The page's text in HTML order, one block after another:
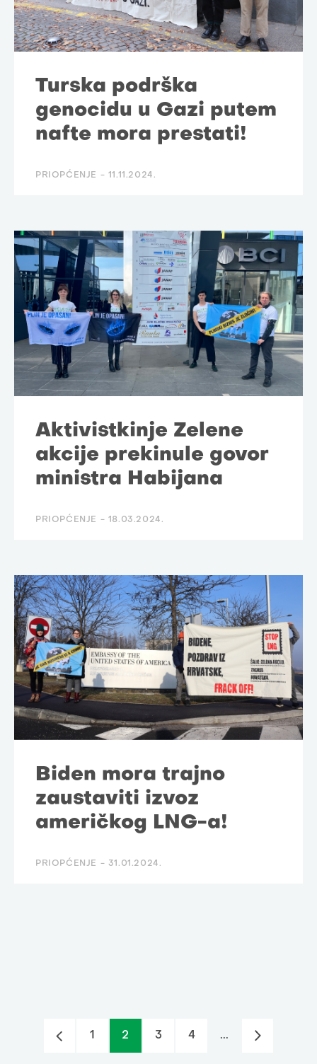
Turska podrška
genocidu u Gazi putem
nafte mora prestati!
PRIOPĆENJE - 11.11.2024.
Aktivistkinje Zelene
akcije prekinule govor
ministra Habijana
PRIOPĆENJE - 18.03.2024.
Biden mora trajno
zaustaviti izvoz
američkog LNG-a!
PRIOPĆENJE - 31.01.2024.
1 2 3 4 ...